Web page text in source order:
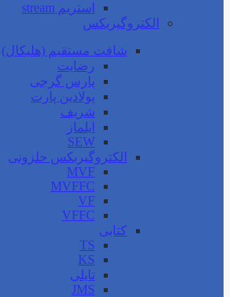
استریم stream
الکتروگیربکس
شافت مستقیم (هلیکال)
رضایت
پارس گرجی
پولادین پارت
شریف
ایلماز
SEW
الکتروگیربکس حلزونی
MVF
MVFFC
VF
VFFC
کتابی
TS
KS
تایلی
JMS